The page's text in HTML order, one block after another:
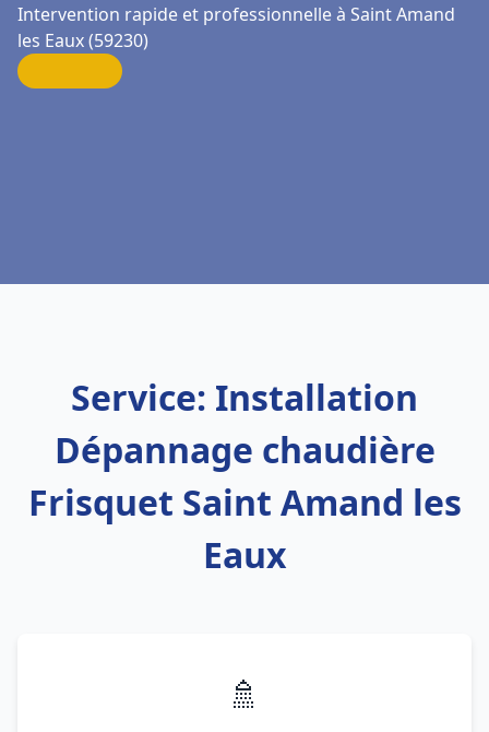
Intervention rapide et professionnelle à Saint Amand
les Eaux (59230)
Service: Installation
Dépannage chaudière
Frisquet Saint Amand les
Eaux
🚿